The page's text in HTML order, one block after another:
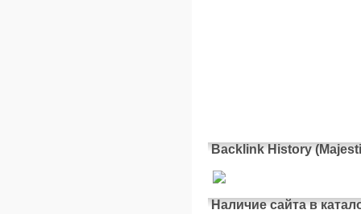
Backlink History
Наличие сайта в